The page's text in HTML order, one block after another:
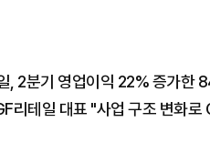
, 2분기 영업이익 22% 증가한
리테일 대표 "사업 구조 변화로